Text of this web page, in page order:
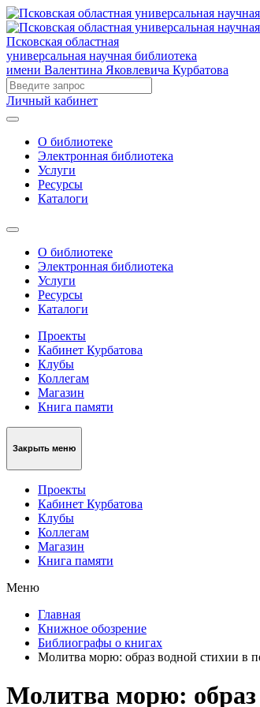
Псковская областная
универсальная научная библиотека
имени Валентина Яковлевича Курбатова
Личный кабинет
О библиотеке
Электронная библиотека
Услуги
Ресурсы
Каталоги
О библиотеке
Электронная библиотека
Услуги
Ресурсы
Каталоги
Проекты
Кабинет Курбатова
Клубы
Коллегам
Магазин
Книга памяти
Закрыть меню
Проекты
Кабинет Курбатова
Клубы
Коллегам
Магазин
Книга памяти
Меню
Главная
Книжное обозрение
Библиографы о книгах
Молитва морю: образ водной стихии в
Молитва морю: образ